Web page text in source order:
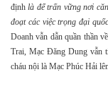
địnhlà để trấn vững nơi
đoạt các việc trọng đại
Doanh vẫn dẫn quần thần
Trai, Mạc Đăng Dung vẫn
cháu nội là Mạc Phúc Hải